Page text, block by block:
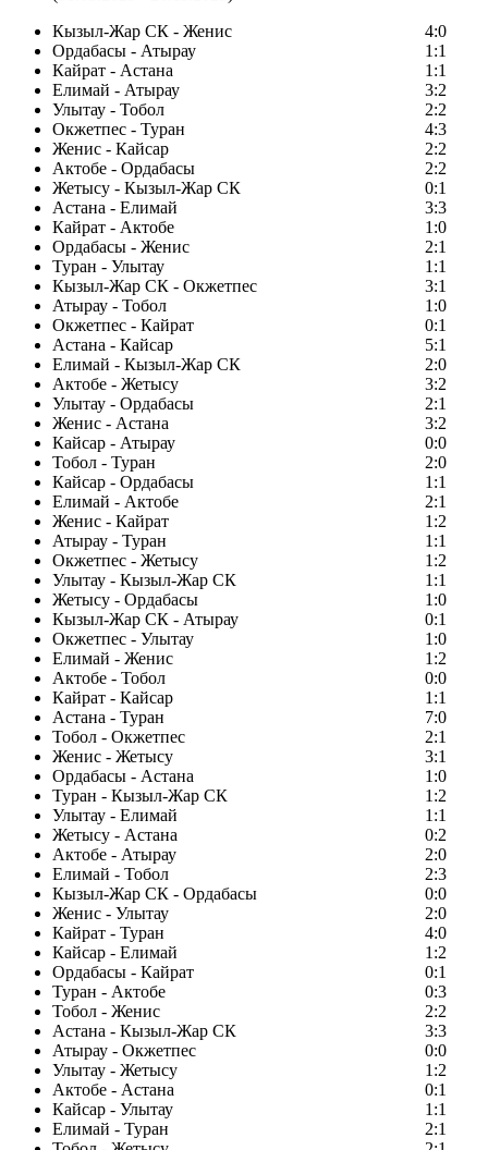
Кызыл-Жар СК - Женис
4:0
Ордабасы - Атырау
1:1
Кайрат - Астана
1:1
Елимай - Атырау
3:2
Улытау - Тобол
2:2
Окжетпес - Туран
4:3
Женис - Кайсар
2:2
Актобе - Ордабасы
2:2
Жетысу - Кызыл-Жар СК
0:1
Астана - Елимай
3:3
Кайрат - Актобе
1:0
Ордабасы - Женис
2:1
Туран - Улытау
1:1
Кызыл-Жар СК - Окжетпес
3:1
Атырау - Тобол
1:0
Окжетпес - Кайрат
0:1
Астана - Кайсар
5:1
Елимай - Кызыл-Жар СК
2:0
Актобе - Жетысу
3:2
Улытау - Ордабасы
2:1
Женис - Астана
3:2
Кайсар - Атырау
0:0
Тобол - Туран
2:0
Кайсар - Ордабасы
1:1
Елимай - Актобе
2:1
Женис - Кайрат
1:2
Атырау - Туран
1:1
Окжетпес - Жетысу
1:2
Улытау - Кызыл-Жар СК
1:1
Жетысу - Ордабасы
1:0
Кызыл-Жар СК - Атырау
0:1
Окжетпес - Улытау
1:0
Елимай - Женис
1:2
Актобе - Тобол
0:0
Кайрат - Кайсар
1:1
Астана - Туран
7:0
Тобол - Окжетпес
2:1
Женис - Жетысу
3:1
Ордабасы - Астана
1:0
Туран - Кызыл-Жар СК
1:2
Улытау - Елимай
1:1
Жетысу - Астана
0:2
Актобе - Атырау
2:0
Елимай - Тобол
2:3
Кызыл-Жар СК - Ордабасы
0:0
Женис - Улытау
2:0
Кайрат - Туран
4:0
Кайсар - Елимай
1:2
Ордабасы - Кайрат
0:1
Туран - Актобе
0:3
Тобол - Женис
2:2
Астана - Кызыл-Жар СК
3:3
Атырау - Окжетпес
0:0
Улытау - Жетысу
1:2
Актобе - Астана
0:1
Кайсар - Улытау
1:1
Елимай - Туран
2:1